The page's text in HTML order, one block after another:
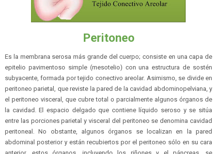
Peritoneo
Es la membrana serosa más grande del cuerpo; consiste en una capa de
epitelio pavimentoso simple (mesotelio) con una estructura de sostén
subyacente, formada por tejido conectivo areolar. Asimismo, se divide en
peritoneo parietal, que reviste la pared de la cavidad abdominopelviana, y
el peritoneo visceral, que cubre total o parcialmente algunos órganos de
la cavidad. El espacio delgado que contiene líquido seroso y se sitúa
entre las porciones parietal y visceral del peritoneo se denomina cavidad
peritoneal. No obstante, algunos órganos se localizan en la pared
abdominal posterior y están recubiertos por el peritoneo sólo en su cara